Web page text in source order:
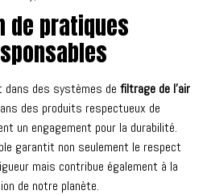
de pratiques
des systèmes de filtrage de l’air
des produits respectueux de
un engagement pour la durabilité.
garantit non seulement le respect
mais contribue également à la
de notre planète.